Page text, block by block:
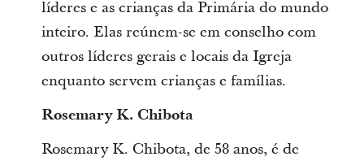
líderes e as crianças da Primária do mundo
inteiro. Elas reúnem-se em conselho com
outros líderes gerais e locais da Igreja
enquanto servem crianças e famílias.
Rosemary K. Chibota
Rosemary K. Chibota, de 58 anos, é de